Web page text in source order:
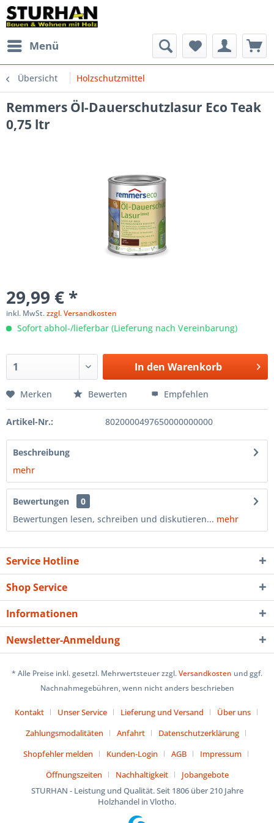
Menü
Übersicht Holzschutzmittel
Remmers Öl-Dauerschutzlasur Eco Teak
0,75 ltr
29,99 € *
inkl. MwSt.zzgl. Versandkosten
Sofort abhol-/lieferbar (Lieferung nach Vereinbarung)
In den Warenkorb
Merken Bewerten Empfehlen
Artikel-Nr.: 8020000497650000000000
Beschreibung
mehr
Bewertungen
0
Bewertungen lesen, schreiben und diskutieren... mehr
Service Hotline
Shop Service
Informationen
Newsletter-Anmeldung
* Alle Preise inkl. gesetzl. Mehrwertsteuer zzgl.Versandkosten und ggf.
Nachnahmegebühren, wenn nicht anders beschrieben
Kontakt Unser Service Lieferung und Versand
Über uns
Zahlungsmodalitäten
Anfahrt
Datenschutzerklärung
Shopfehler melden
Kunden-Login AGB
Impressum
Öffnungszeiten
Nachhaltigkeit
Jobangebote
STURHAN - Leistung und Qualität. Seit 1806 über 210 Jahre
Holzhandel in Vlotho.